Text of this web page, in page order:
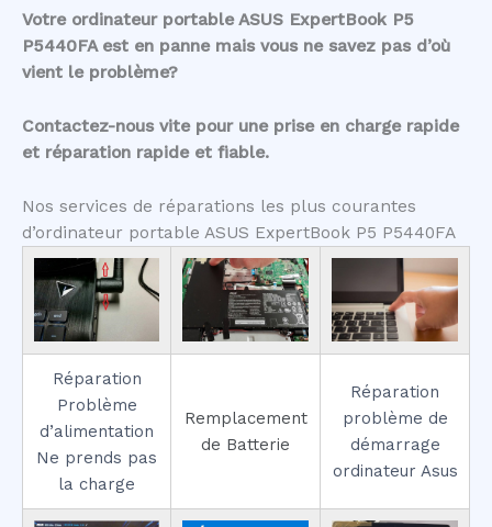
Votre ordinateur portable ASUS ExpertBook P5
P5440FA est en panne mais vous ne savez pas d’où
vient le problème?
Contactez-nous vite pour une prise en charge rapide
et réparation rapide et fiable.
Nos services de réparations les plus courantes
d’ordinateur portable ASUS ExpertBook P5 P5440FA
Réparation
Problème
d’alimentation
Ne prends pas
la charge
Remplacement
de Batterie
Réparation
problème de
démarrage
ordinateur Asus